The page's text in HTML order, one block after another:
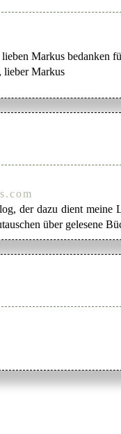
Markus bedanken
lieber Markus
der dazu dient meine
über gelesene